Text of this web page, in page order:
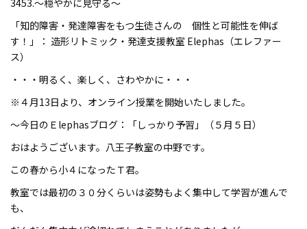
3453.～穏やかに見守る～
「知的障害・発達障害をもつ生徒さんの 個性と可能性を伸ば
す！」： 造形リトミック・発達支援教室 Elephas（エレファー
ス）
・・・明るく、楽しく、さわやかに・・・
※４月13日より、オンライン授業を開始いたしました。
～今日のＥlephasブログ：「しっかり予習」（５月５日）
おはようございます。八王子教室の中野です。
この春から小４になったＴ君。
教室では最初の３０分くらいは姿勢もよく集中して学習が進んで
も、